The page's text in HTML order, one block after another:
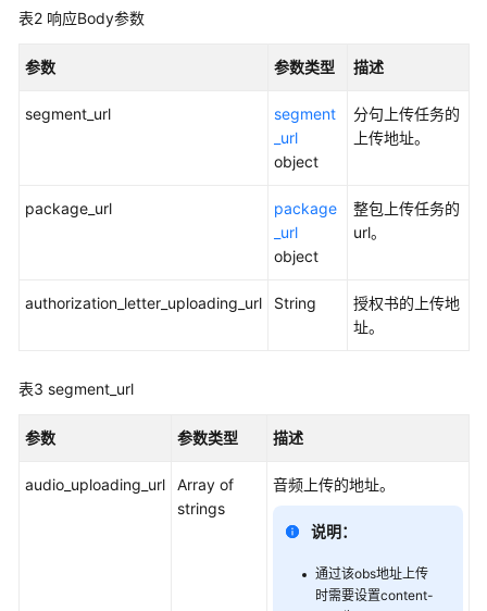
必
概
何
例
表2 响应Body参数
参数 参数类型 描述
segment_url
segment
_url
object
分句上传任务的
上传地址。
package_url
package
_url
object
整包上传任务的
url。
authorization_letter_uploading_url String
授权书的上传地
址。
表3 segment_url
参数 参数类型 描述
audio_uploading_url
Array of
strings
音频上传的地址。
说明：
通过该obs地址上传
时需要设置content-